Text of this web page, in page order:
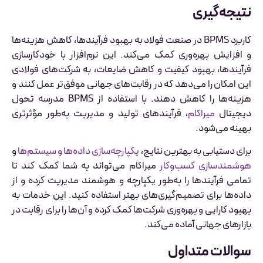
نتیجه‌گیری
کاربرد BPMS در صنعت فولاد به بهبود فرآیندها، کاهش هزینه‌ها
و افزایش بهره‌وری کمک می‌کند. این نرم‌افزار با خودکارسازی
فرآیندها، بهبود کیفیت و کاهش ضایعات، به شرکت‌های فولادی
این امکان را می‌دهد که در رقابت‌های جهانی موفق‌تر عمل کنند و
هزینه‌ها را کاهش دهند. با استفاده از BPMS مدرسه تحول
دیجیتال میراکام، فرآیندهای تولید و مدیریت به‌طور مؤثرتری
بهینه می‌شود.
برای دستیابی به بهترین نتایج،یکپارچه‌سازی داده‌ها و سیستم‌هاو
هوشمندسازی کسب‌وکار میراکام می‌تواند به شما کمک کند تا
تمامی فرآیندها را به‌طور یکپارچه و هوشمند مدیریت کرده و از
داده‌ها برای تصمیم‌گیری‌های بهتر استفاده کنید. این خدمات به
بهبود کارایی و بهره‌وری شرکت‌ها کمک کرده و آن‌ها را برای رقابت در
بازارهای جهانی آماده می‌کند.
سوالات متداول